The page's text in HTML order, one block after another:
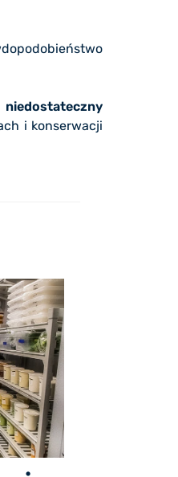
i konserwacji